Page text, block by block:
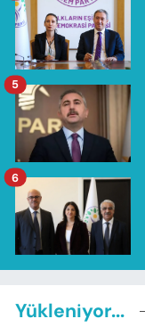
5
6
Yükleniyor...